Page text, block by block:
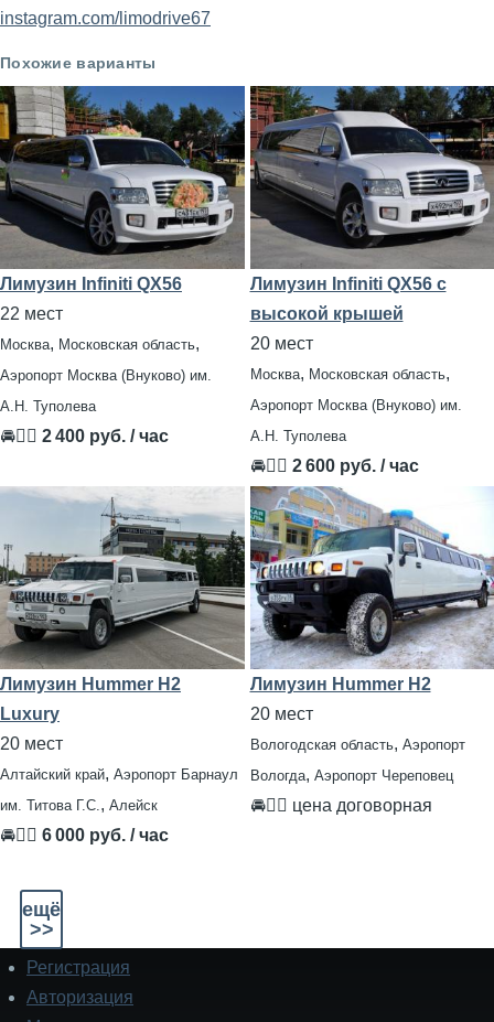
instagram.com/limodrive67
Похожие варианты
Лимузин Infiniti QX56
22 мест
Москва, Московская область,
Аэропорт Москва (Внуково) им.
А.Н. Туполева
🚘👨‍✈ 2 400 руб. / час
Лимузин Infiniti QX56 с
высокой крышей
20 мест
Москва, Московская область,
Аэропорт Москва (Внуково) им.
А.Н. Туполева
🚘👨‍✈ 2 600 руб. / час
Лимузин Hummer H2
Luxury
20 мест
Алтайский край, Аэропорт Барнаул
им. Титова Г.С., Алейск
🚘👨‍✈ 6 000 руб. / час
Лимузин Hummer H2
20 мест
Вологодская область, Аэропорт
Вологда, Аэропорт Череповец
🚘👨‍✈ цена договорная
ещё
>>
Подвал
Регистрация
Авторизация